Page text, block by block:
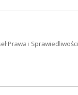
Prawa i Sprawiedliwości